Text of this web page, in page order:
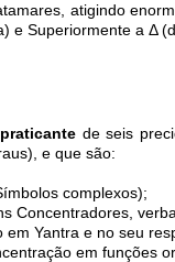
atigindo
e Superiormente a Δ
de seis
e que são:
complexos);
Concentradores,
em Yantra e no seu
em funções